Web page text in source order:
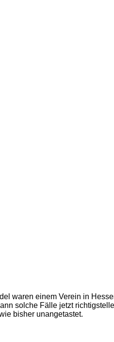
waren einem Verein in
solche Fälle jetzt
bisher unangetastet.